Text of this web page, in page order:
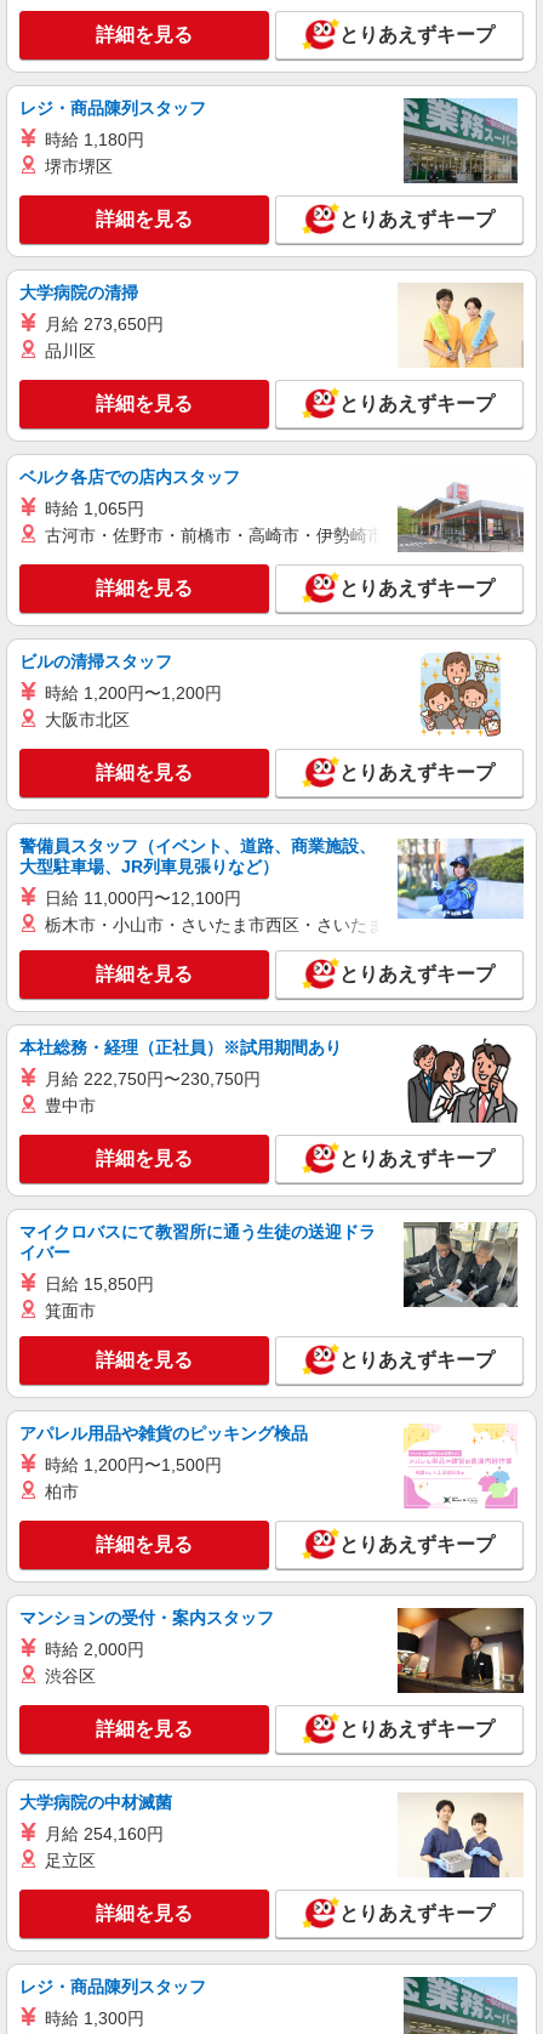
詳細を見る とりあえずキープ
レジ・商品陳列スタッフ
時給 1,180円
堺市堺区
詳細を見る とりあえずキープ
大学病院の清掃
月給 273,650円
品川区
詳細を見る とりあえずキープ
ベルク各店での店内スタッフ
時給 1,065円
古河市・佐野市・前橋市・高崎市・伊勢崎市・太田市・館林市
詳細を見る とりあえずキープ
ビルの清掃スタッフ
時給 1,200円〜1,200円
大阪市北区
詳細を見る とりあえずキープ
警備員スタッフ（イベント、道路、商業施設、
大型駐車場、JR列車見張りなど）
日給 11,000円〜12,100円
栃木市・小山市・さいたま市西区・さいたま市岩槻区・久喜市・
詳細を見る とりあえずキープ
本社総務・経理（正社員）※試用期間あり
月給 222,750円〜230,750円
豊中市
詳細を見る とりあえずキープ
マイクロバスにて教習所に通う生徒の送迎ドラ
イバー
日給 15,850円
箕面市
詳細を見る とりあえずキープ
アパレル用品や雑貨のピッキング検品
時給 1,200円〜1,500円
柏市
詳細を見る とりあえずキープ
マンションの受付・案内スタッフ
時給 2,000円
渋谷区
詳細を見る とりあえずキープ
大学病院の中材滅菌
月給 254,160円
足立区
詳細を見る とりあえずキープ
レジ・商品陳列スタッフ
時給 1,300円